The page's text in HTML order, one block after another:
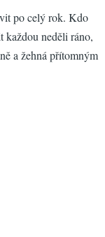
po celý rok. Kdo
každou neděli ráno,
a žehná přítomným